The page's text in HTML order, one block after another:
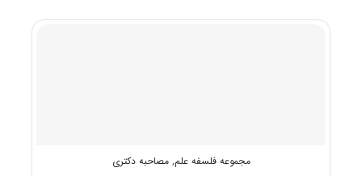
دکتری
مجموعه فلسفه علم,مصاحبه دکتری